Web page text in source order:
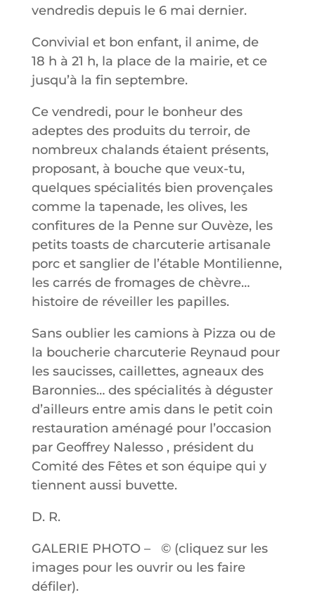
vendredis depuis le 6 mai dernier.
Convivial et bon enfant, il anime, de
18 h à 21 h, la place de la mairie, et ce
jusqu’à la fin septembre.
Ce vendredi, pour le bonheur des
adeptes des produits du terroir, de
nombreux chalands étaient présents,
proposant, à bouche que veux-tu,
quelques spécialités bien provençales
comme la tapenade, les olives, les
confitures de la Penne sur Ouvèze, les
petits toasts de charcuterie artisanale
porc et sanglier de l’étable Montilienne,
les carrés de fromages de chèvre…
histoire de réveiller les papilles.
Sans oublier les camions à Pizza ou de
la boucherie charcuterie Reynaud pour
les saucisses, caillettes, agneaux des
Baronnies… des spécialités à déguster
d’ailleurs entre amis dans le petit coin
restauration aménagé pour l’occasion
par Geoffrey Nalesso , président du
Comité des Fêtes et son équipe qui y
tiennent aussi buvette.
D. R.
GALERIE PHOTO – © (cliquez sur les
images pour les ouvrir ou les faire
défiler).